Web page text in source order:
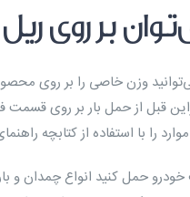
بر روی
وزن خاصی را بر روی
قبل از حمل بار بر روی
را با استفاده از کتابچه
حمل کنید انواع چمدان